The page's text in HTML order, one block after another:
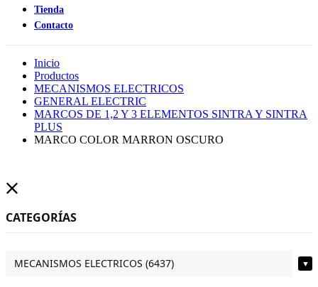
Tienda
Contacto
Inicio
Productos
MECANISMOS ELECTRICOS
GENERAL ELECTRIC
MARCOS DE 1,2 Y 3 ELEMENTOS SINTRA Y SINTRA
PLUS
MARCO COLOR MARRON OSCURO
CATEGORÍAS
MECANISMOS ELECTRICOS (6437) ▼